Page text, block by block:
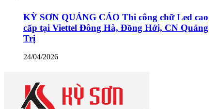
KỲ SƠN QUẢNG CÁO Thi công chữ Led cao
cấp tại Viettel Đông Hà, Đồng Hới, CN Quảng
Trị
24/04/2026